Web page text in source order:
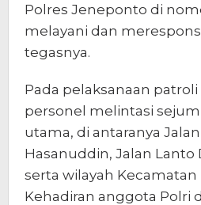
Polres Jeneponto di
melayani dan
tegasnya.
Pada pelaksanaan
personel melintasi
utama, di antaranya
Hasanuddin, Jalan Lanto
serta wilayah Kecamatan
Kehadiran anggota Polri